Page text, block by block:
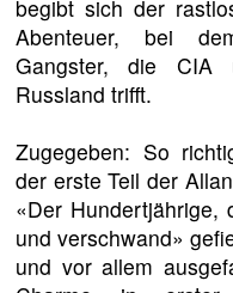
begibt sich der
Abenteuer, bei
Gangster, die CIA
Russland trifft.
Zugegeben: So
der erste Teil der
«Der Hundertjährige,
und verschwand»
und vor allem